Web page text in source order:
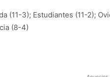
(11-3); Estudiantes (11-2);
(8-4)